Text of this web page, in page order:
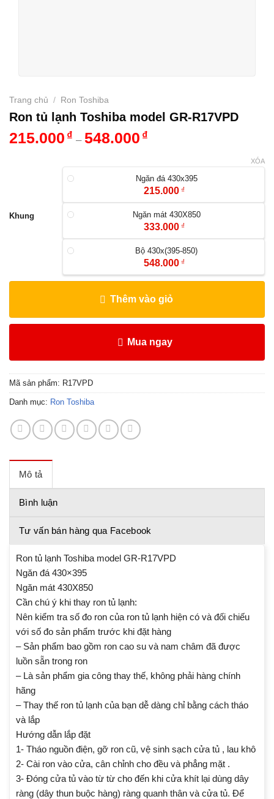
Trang chủ / Ron Toshiba
Ron tủ lạnh Toshiba model GR-R17VPD
215.000 ₫ – 548.000 ₫
Khung
Ngăn đá 430x395
215.000 ₫
Ngăn mát 430X850
333.000 ₫
Bộ 430x(395-850)
548.000 ₫
XÓA
Thêm vào giỏ
Mua ngay
Mã sản phẩm: R17VPD
Danh mục: Ron Toshiba
Mô tả
Bình luận
Tư vấn bán hàng qua Facebook
Ron tủ lạnh Toshiba model GR-R17VPD
Ngăn đá 430×395
Ngăn mát 430X850
Cần chú ý khi thay ron tủ lạnh:
Nên kiểm tra số đo ron của ron tủ lạnh hiện có và đối chiếu
với số đo sản phẩm trước khi đặt hàng
– Sản phẩm bao gồm ron cao su và nam châm đã được
luồn sẵn trong ron
– Là sản phẩm gia công thay thế, không phải hàng chính
hãng
– Thay thế ron tủ lạnh của bạn dễ dàng chỉ bằng cách tháo
và lắp
Hướng dẫn lắp đặt
1- Tháo nguồn điện, gỡ ron cũ, vệ sinh sạch cửa tủ , lau khô
2- Cài ron vào cửa, cân chỉnh cho đều và phẳng mặt .
3- Đóng cửa tủ vào từ từ cho đến khi cửa khít lại dùng dây
ràng (dây thun buộc hàng) ràng quanh thân và cửa tủ. Để